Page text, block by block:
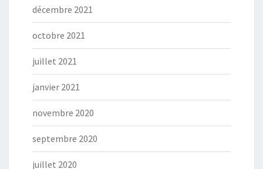
décembre 2021
octobre 2021
juillet 2021
janvier 2021
novembre 2020
septembre 2020
juillet 2020